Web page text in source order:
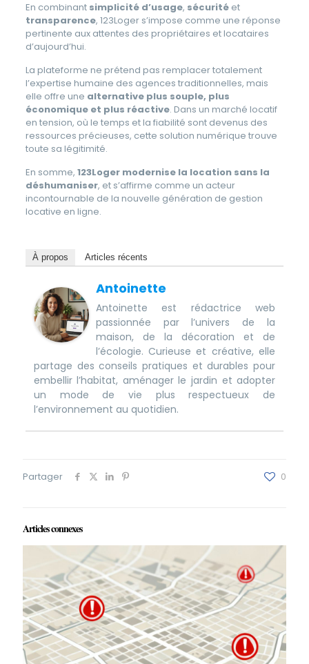
En combinant simplicité d’usage, sécuritéet
transparence, 123Loger s’impose comme une réponse
pertinente aux attentes des propriétaires et locataires
d’aujourd’hui.
La plateforme ne prétend pas remplacer totalement
l’expertise humaine des agences traditionnelles, mais
elle offre une alternative plus souple, plus
économique et plus réactive. Dans un marché locatif
en tension, où le temps et la fiabilité sont devenus des
ressources précieuses, cette solution numérique trouve
toute sa légitimité.
En somme, 123Loger modernise la location sans la
déshumaniser, et s’affirme comme un acteur
incontournable de la nouvelle génération de gestion
locative en ligne.
À propos Articles récents
Antoinette
Antoinette est rédactrice web
passionnée par l’univers de la
maison, de la décoration et de
l’écologie. Curieuse et créative, elle
partage des conseils pratiques et durables pour
embellir l’habitat, aménager le jardin et adopter
un mode de vie plus respectueux de
l’environnement au quotidien.
Partager 0
Articles connexes